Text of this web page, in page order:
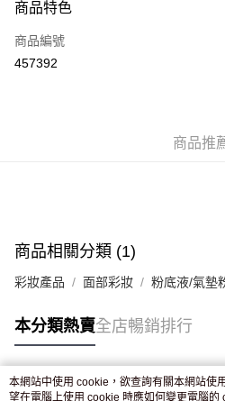
信用卡
Apple Pay
商品特色
商品編號
457392
商品推
商品相關分類 (1)
彩妝產品 面部彩妝 粉底液/氣墊
本分類熱賣全店暢銷排行
熱門標籤
本網站中使用 cookie，欲查詢有關本網站使
望在電腦上使用 cookie 時應如何變更電腦的